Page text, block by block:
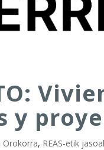
y
Orokorra, REAS-etik